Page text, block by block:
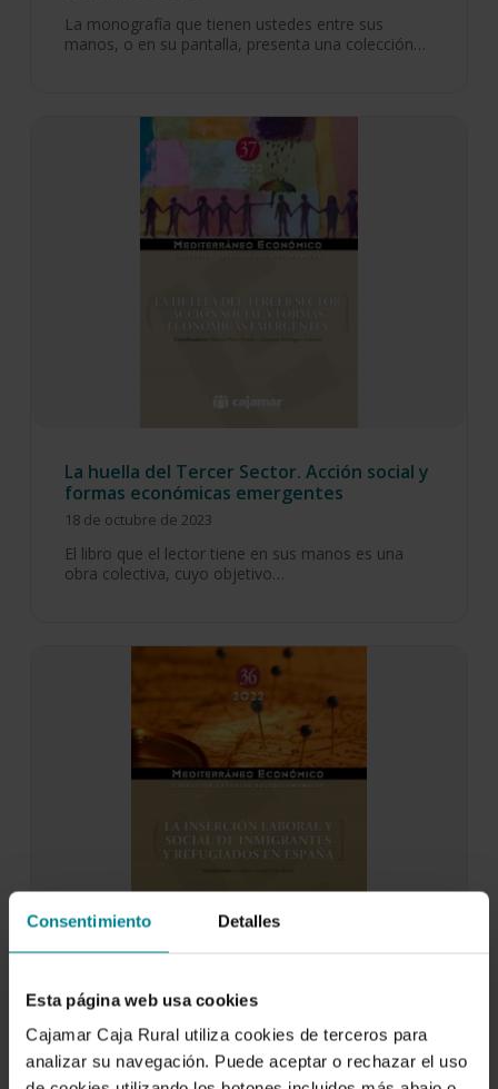
Consentimiento Detalles
Esta página web usa cookies
Cajamar Caja Rural utiliza cookies de terceros para
analizar su navegación. Puede aceptar o rechazar el uso
La monografía que tienen ustedes entre sus
manos, o en su pantalla, presenta una colección…
La huella del Tercer Sector. Acción social y
formas económicas emergentes
18 de octubre de 2023
El libro que el lector tiene en sus manos es una
obra colectiva, cuyo objetivo…
La inserción laboral y social de inmigrantes
y refugiados en España
14 de diciembre de 2022
En las últimas décadas, la sostenida incorporación